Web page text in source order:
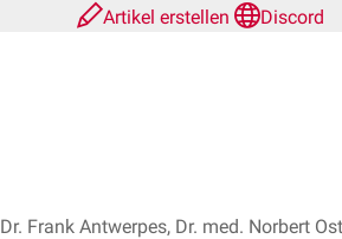
Artikel erstellen
Discord
Dr. Frank Antwerpes, Dr. med. Norbert